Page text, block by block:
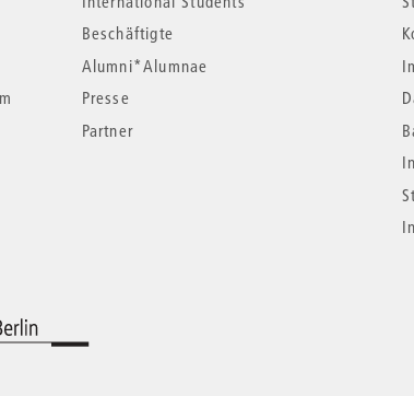
Beschäftigte
Alumni*Alumnae
Presse
Partner